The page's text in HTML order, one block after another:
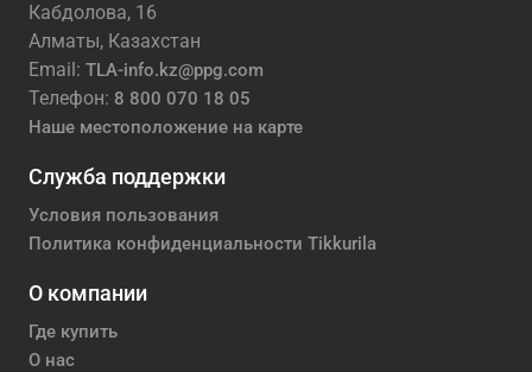
Кабдолова, 16
Алматы, Казахстан
Email: TLA-info.kz@ppg.com
Телефон: 8 800 070 18 05
Наше местоположение на карте
Служба поддержки
Условия пользования
Политика конфиденциальности Tikkurila
О компании
Где купить
О нас